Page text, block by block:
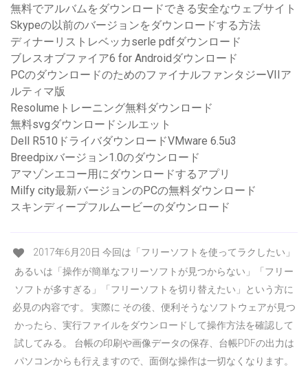
無料でアルバムをダウンロードできる安全なウェブサイト
Skypeの以前のバージョンをダウンロードする方法
ディナーリストレベッカserle pdfダウンロード
ブレスオブファイア6 for Androidダウンロード
PCのダウンロードのためのファイナルファンタジーVIIア
ルティマ版
Resolumeトレーニング無料ダウンロード
無料svgダウンロードシルエット
Dell R510ドライバダウンロードVMware 6.5u3
Breedpixバージョン1.0のダウンロード
アマゾンエコー用にダウンロードするアプリ
Milfy city最新バージョンのPCの無料ダウンロード
スキンディープフルムービーのダウンロード
2017年6月20日 今回は「フリーソフトを使ってラクしたい」
あるいは「操作が簡単なフリーソフトが見つからない」「フリー
ソフトが多すぎる」「フリーソフトを切り替えたい」という方に
必見の内容です。 実際に その後、便利そうなソフトウェアが見つ
かったら、実行ファイルをダウンロードして操作方法を確認して
試してみる。 台帳の印刷や画像データの保存、台帳PDFの出力は
パソコンからも行えますので、面倒な操作は一切なくなります。